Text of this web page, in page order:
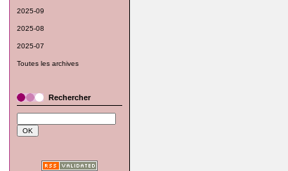
2025-09
2025-08
2025-07
Toutes les archives
Rechercher